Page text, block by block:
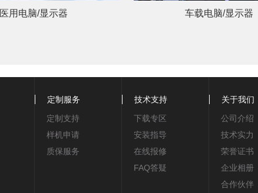
医用电脑/显示器 车载电脑/显示器
定制服务
定制支持
样机申请
质保服务
技术支持
下载专区
安装指导
在线报修
FAQ答疑
关于我们
公司介绍
技术实力
荣誉证书
企业相册
合作伙伴